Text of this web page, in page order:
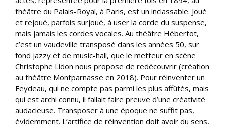
théâtre du Palais-Royal, à Paris, est un inclassable. Joué
et rejoué, parfois surjoué, à user la corde du suspense,
mais jamais les cordes vocales. Au théâtre Hébertot,
c’est un vaudeville transposé dans les années 50, sur
fond jazzy et de music-hall, que le metteur en scène
Christophe Lidon nous propose de redécouvrir (création
au théâtre Montparnasse en 2018). Pour réinventer un
Feydeau, qui ne compte pas parmi les plus affûtés, mais
qui est archi connu, il fallait faire preuve d’une créativité
audacieuse. Transposer à une époque ne suffit pas,
évidemment. L’artifice de réinvention doit avoir du sens,